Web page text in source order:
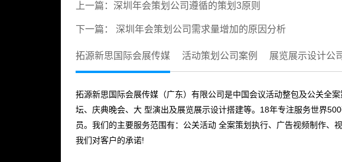
上一篇： 深圳年会策划公司遵循的策划3原则
下一篇： 深圳年会策划公司需求量增加的原因分析
拓源新思国际会展传媒 活动策划公司案例 展览展示设计公
拓源新思国际会展传媒（广东）有限公司是中国会议活动整包及公关全
坛、庆典晚会、大 型演出及展览展示设计搭建等。18年专注服务世界
员。我们的主要服务范围有：公关活动 全案策划执行、广告视频制作
我们对客户的承诺!